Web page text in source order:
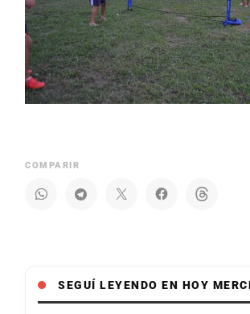
COMPARIR
SEGUÍ LEYENDO EN HOY